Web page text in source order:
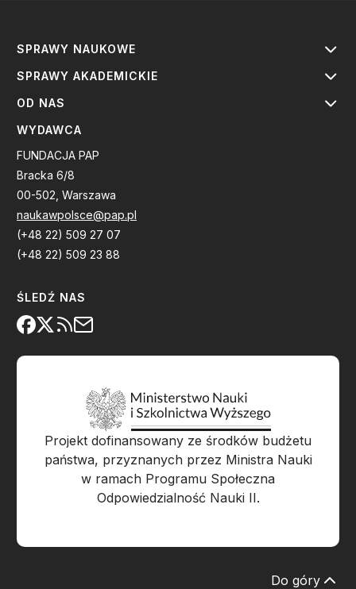
SPRAWY NAUKOWE
SPRAWY AKADEMICKIE
OD NAS
WYDAWCA
FUNDACJA PAP
Bracka 6/8
00-502, Warszawa
naukawpolsce@pap.pl
(+48 22) 509 27 07
(+48 22) 509 23 88
ŚLEDŹ NAS
Projekt dofinansowany ze środków budżetu
państwa, przyznanych przez Ministra Nauki
w ramach Programu Społeczna
Odpowiedzialność Nauki II.
Do góry